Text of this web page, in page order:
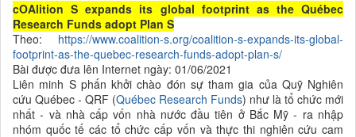
cOAlition S expands its global footprint as the Québec
Research Funds adopt Plan S
Theo: https://www.coalition-s.org/coalition-s-expands-its-global-
footprint-as-the-quebec-research-funds-adopt-plan-s/
Bài được đưa lên Internet ngày: 01/06/2021
Liên minh S phấn khởi chào đón sự tham gia của Quỹ Nghiên
cứu Québec - QRF (Québec Research Funds) như là tổ chức mới
nhất - và nhà cấp vốn nhà nước đầu tiên ở Bắc Mỹ - ra nhập
nhóm quốc tế các tổ chức cấp vốn và thực thi nghiên cứu cam